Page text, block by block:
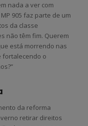
nada a ver com
905 faz parte de um
da classe
não têm fim. Querem
está morrendo nas
fortalecendo o
da reforma
retirar direitos